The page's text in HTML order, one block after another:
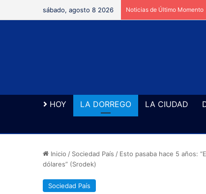
sábado, agosto 8 2026 Noticias de Último Momento
HOY LA DORREGO LA CIUDAD
Inicio / Sociedad País / Esto pasaba hace 5 años:
dólares” (Srodek)
Sociedad País